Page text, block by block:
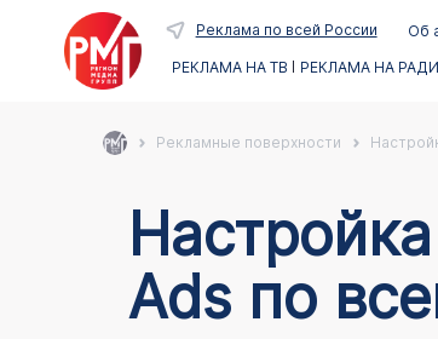
Реклама по всей России Об
РЕКЛАМА НА ТВ
РЕКЛАМА НА
Рекламные поверхности
Ads по